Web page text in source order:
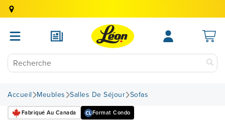
Accueil Meubles Salles De Séjour Sofas
Fabriqué Au Canada Format Condo